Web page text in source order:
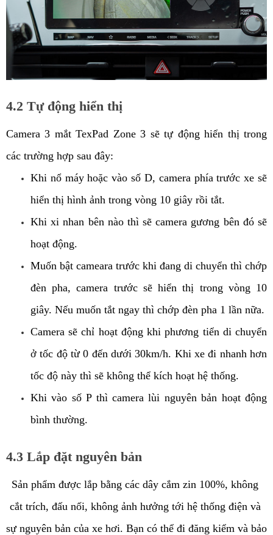
4.2 Tự động hiển thị
Camera 3 mắt TexPad Zone 3 sẽ tự động hiển thị trong
các trường hợp sau đây:
Khi nổ máy hoặc vào số D, camera phía trước xe sẽ
hiển thị hình ảnh trong vòng 10 giây rồi tắt.
Khi xi nhan bên nào thì sẽ camera gương bên đó sẽ
hoạt động.
Muốn bật cameara trước khi đang di chuyển thì chớp
đèn pha, camera trước sẽ hiển thị trong vòng 10
giây. Nếu muốn tắt ngay thì chớp đèn pha 1 lần nữa.
Camera sẽ chỉ hoạt động khi phương tiển di chuyển
ở tốc độ từ 0 đến dưới 30km/h. Khi xe đi nhanh hơn
tốc độ này thì sẽ không thể kích hoạt hệ thống.
Khi vào số P thì camera lùi nguyên bản hoạt động
bình thường.
4.3 Lắp đặt nguyên bản
Sản phẩm được lắp bằng các dây cắm zin 100%, không
cắt trích, đấu nối, không ảnh hưởng tới hệ thống điện và
sự nguyên bản của xe hơi. Bạn có thể đi đăng kiểm và bảo